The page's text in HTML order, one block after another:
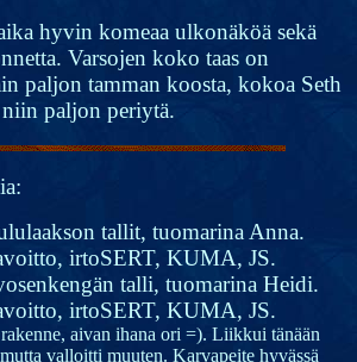
hyvin komeaa ulkonäköä sekä
Varsojen koko taas on
paljon tamman koosta, kokoa Seth
niin paljon periytä.
tallit, tuomarina Anna.
irtoSERT, KUMA, JS.
talli, tuomarina Heidi.
irtoSERT, KUMA, JS.
aivan ihana ori =). Liikkui tänään
valloitti muuten. Karvapeite hyvässä